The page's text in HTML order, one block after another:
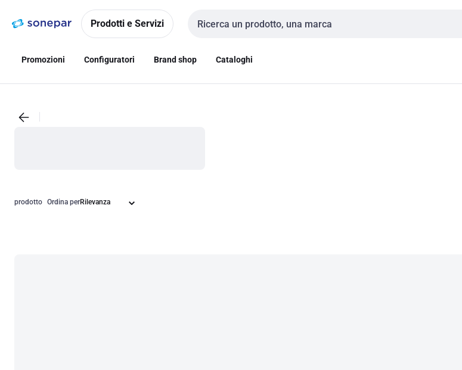
navigazionealla
Prodotti e Servizi
Cerca input
Promozioni Configuratori Brand shop Cataloghi
prodotto Ordina per